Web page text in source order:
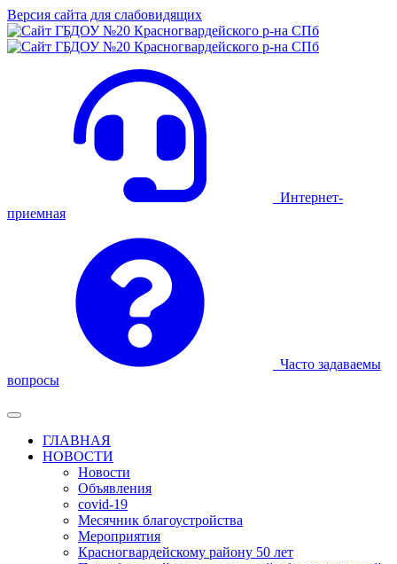
Версия сайта для слабовидящих
Интернет-
приемная
Часто задаваемы
вопросы
ГЛАВНАЯ
НОВОСТИ
Новости
Объявления
covid-19
Месячник благоустройства
Мероприятия
Красногвардейскому району 50 лет